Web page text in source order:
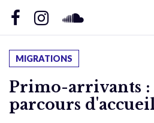
MIGRATIONS
Primo-arrivants :
parcours